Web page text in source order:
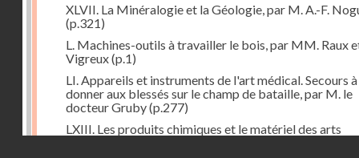
XLVII. La Minéralogie et la Géologie, par M. A.-F.
(p.321)
L. Machines-outils à travailler le bois, par MM. Raux
Vigreux(p.1)
LI. Appareils et instruments de l'art médical. Secours à
donner aux blessés sur le champ de bataille, par M. le
docteur Gruby(p.277)
LXIII. Les produits chimiques et le matériel des arts